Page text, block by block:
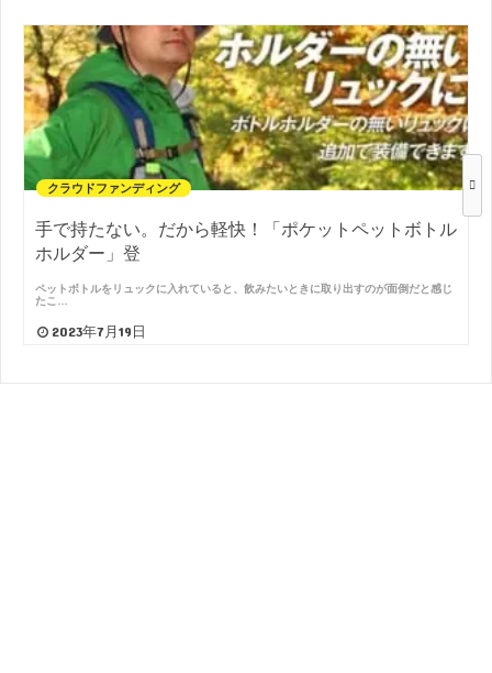
クラウドファンディング
手で持たない。だから軽快！「ポケットペットボトル
ホルダー」登
ペットボトルをリュックに入れていると、飲みたいときに取り出すのが面倒だと感じ
たこ…
2023年7月19日